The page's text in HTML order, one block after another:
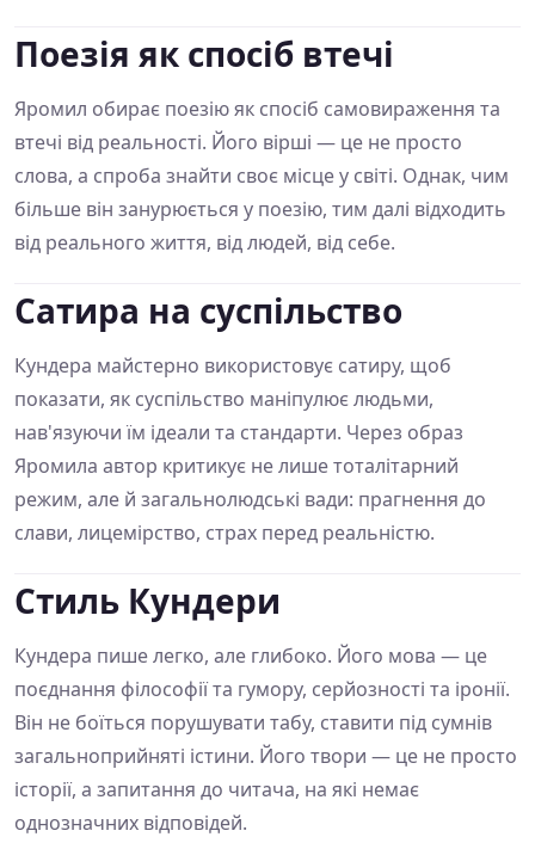
Поезія як спосіб втечі
Яромил обирає поезію як спосіб самовираження та
втечі від реальності. Його вірші — це не просто
слова, а спроба знайти своє місце у світі. Однак, чим
більше він занурюється у поезію, тим далі відходить
від реального життя, від людей, від себе.
Сатира на суспільство
Кундера майстерно використовує сатиру, щоб
показати, як суспільство маніпулює людьми,
нав'язуючи їм ідеали та стандарти. Через образ
Яромила автор критикує не лише тоталітарний
режим, але й загальнолюдські вади: прагнення до
слави, лицемірство, страх перед реальністю.
Стиль Кундери
Кундера пише легко, але глибоко. Його мова — це
поєднання філософії та гумору, серйозності та іронії.
Він не боїться порушувати табу, ставити під сумнів
загальноприйняті істини. Його твори — це не просто
історії, а запитання до читача, на які немає
однозначних відповідей.